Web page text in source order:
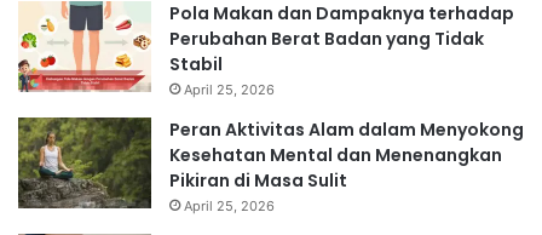
Pola Makan dan Dampaknya terhadap
Perubahan Berat Badan yang Tidak
Stabil
April 25, 2026
Peran Aktivitas Alam dalam Menyokong
Kesehatan Mental dan Menenangkan
Pikiran di Masa Sulit
April 25, 2026